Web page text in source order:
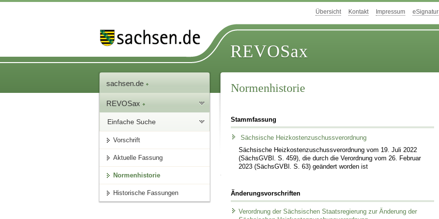
Übersicht Kontakt Impressum eSignatur
REVOSax
sachsen.de
REVOSax
Einfache Suche
Vorschrift
Aktuelle Fassung
Normenhistorie
Historische Fassungen
Normenhistorie
Stammfassung
Sächsische Heizkostenzuschussverordnung
Sächsische Heizkostenzuschussverordnung vom 19. Juli 2022
(SächsGVBl. S. 459), die durch die Verordnung vom 26. Februar
2023 (SächsGVBl. S. 63) geändert worden ist
Änderungsvorschriften
Verordnung der Sächsischen Staatsregierung zur Änderung der